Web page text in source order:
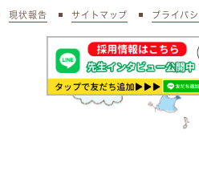
現状報告 サイトマップ プライバ